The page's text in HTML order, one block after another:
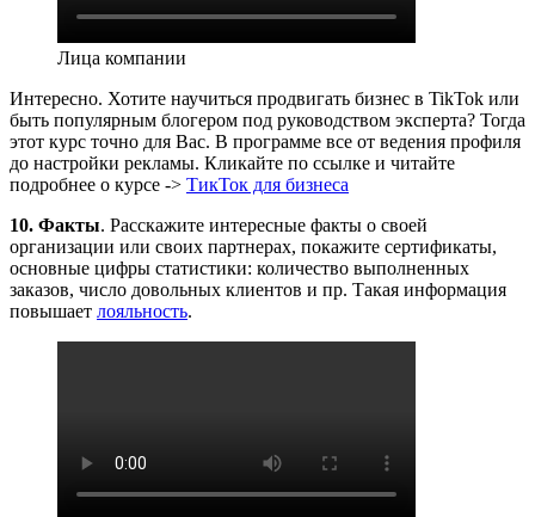
Лица компании
Интересно. Хотите научиться продвигать бизнес в TikTok или
быть популярным блогером под руководством эксперта? Тогда
этот курс точно для Вас. В программе все от ведения профиля
до настройки рекламы. Кликайте по ссылке и читайте
подробнее о курсе -> ТикТок для бизнеса
10. Факты. Расскажите интересные факты о своей
организации или своих партнерах, покажите сертификаты,
основные цифры статистики: количество выполненных
заказов, число довольных клиентов и пр. Такая информация
повышает лояльность.